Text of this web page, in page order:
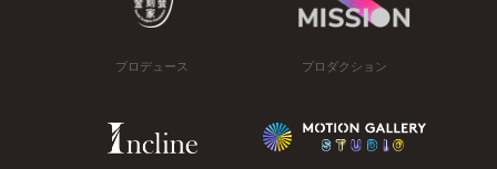
プロデュース プロダクション